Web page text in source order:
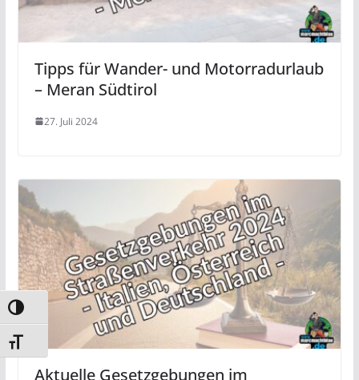
Umschalten auf hohe Kontraste
Schrift vergrößern
Tipps für Wander- und Motorradurlaub
– Meran Südtirol
27. Juli 2024
Aktuelle Gesetzgebungen im